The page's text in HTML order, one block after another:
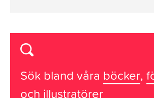
Sök bland våra böcker,
och illustratörer